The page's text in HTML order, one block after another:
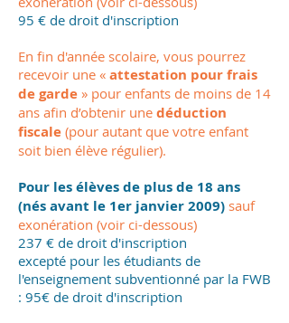
95 € de droit d'inscription
En fin d'année scolaire, vous pourrez
recevoir une « attestation pour frais
de garde » pour enfants de moins de 14
ans afin d’obtenir une déduction
fiscale (pour autant que votre enfant
soit bien élève régulier).
Pour les élèves de plus de 18 ans
(nés avant le 1er janvier 2009) sauf
exonération (voir ci-dessous)
237 € de droit d'inscription
excepté pour les étudiants de
l'enseignement subventionné par la FWB
: 95€ de droit d'inscription